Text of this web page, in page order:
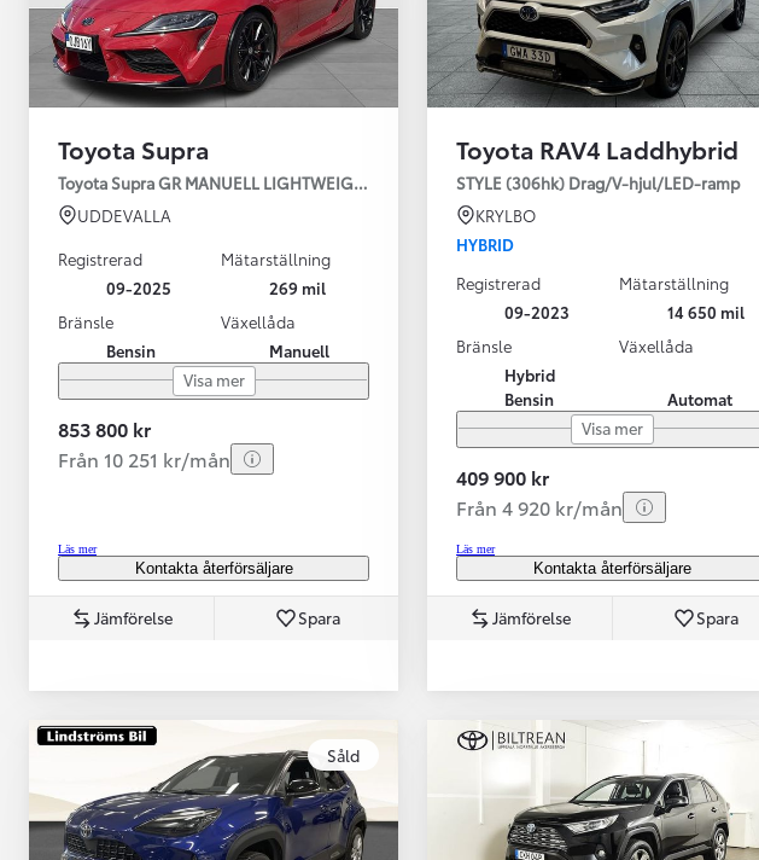
Från 599 900 kr
HYBRID
Toyota Supra
Toyota Supra GR MANUELL LIGHTWEIGHT EVO / OMG LEV! MOMSBIL!
UDDEVALLA
Registrerad
09-2025
Mätarställning
269 mil
Bränsle
Bensin
Växellåda
Manuell
Visa mer
853 800 kr
Från 10 251 kr/mån
Läs mer
Kontakta återförsäljare
Jämförelse Spara
Toyota RAV4 Laddhybrid
STYLE (306hk) Drag/V-hjul/LED-ramp
KRYLBO
HYBRID
Registrerad
09-2023
Mätarställning
14 650 mil
Bränsle
Hybrid
Bensin
Växellåda
Automat
Visa mer
409 900 kr
Från 4 920 kr/mån
Läs mer
Kontakta återförsäljare
Jämförelse Spara
Såld